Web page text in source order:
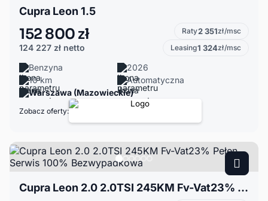
Cupra Leon 1.5
152 800 zł
124 227 zł netto
Raty2 351zł/msc
Leasing1 324zł/msc
Benzyna
2026
10 km
Automatyczna
Warszawa (Mazowieckie)
Zobacz oferty:
Cupra Leon 2.0 2.0TSI 245KM Fv-Vat23% Pełen Serwis 100% Bezwypadkowa